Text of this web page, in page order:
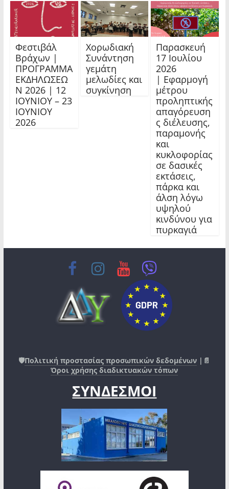
Φεστιβάλ
Βράχων |
ΠΡΟΓΡΑΜΜΑ
ΕΚΔΗΛΩΣΕΩ
Ν 2026 | 12
ΙΟΥΝΙΟΥ – 23
ΙΟΥΝΙΟΥ
2026
Χορωδιακή
Συνάντηση
γεμάτη
μελωδίες και
συγκίνηση
Παρασκευή
17 Ιουλίου
2026
| Εφαρμογή
μέτρου
προληπτικής
απαγόρευση
ς διέλευσης,
παραμονής
και
κυκλοφορίας
σε δασικές
εκτάσεις,
πάρκα και
άλση λόγω
υψηλού
κινδύνου για
πυρκαγιά
🛡️Πολιτική προστασίας προσωπικών δεδομένων |📄
Όροι χρήσης διαδικτυακών τόπων
ΣΥΝΔΕΣΜΟΙ